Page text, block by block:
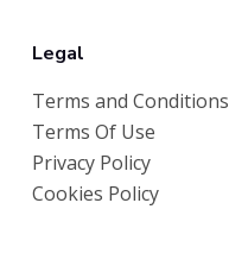
Legal
Terms and Conditions
Terms Of Use
Privacy Policy
Cookies Policy